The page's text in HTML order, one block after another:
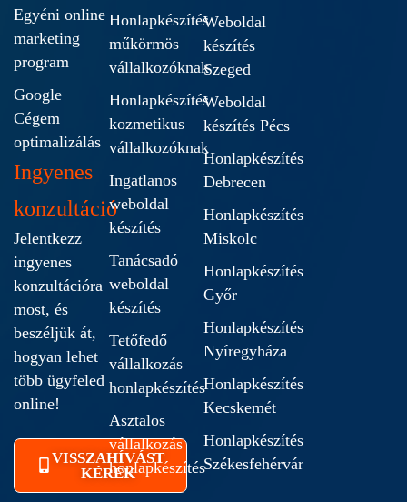
Egyéni online
marketing
program
Google
Cégem
optimalizálás
Ingyenes
konzultáció
Jelentkezz
ingyenes
konzultációra
most, és
beszéljük át,
hogyan lehet
több ügyfeled
online!
VISSZAHÍVÁST
KÉREK
Honlapkészítés
műkörmös
vállalkozóknak
Honlapkészítés
kozmetikus
vállalkozóknak
Ingatlanos
weboldal
készítés
Tanácsadó
weboldal
készítés
Tetőfedő
vállalkozás
honlapkészítés
Asztalos
vállalkozás
honlapkészítés
Weboldal
készítés
Szeged
Weboldal
készítés Pécs
Honlapkészítés
Debrecen
Honlapkészítés
Miskolc
Honlapkészítés
Győr
Honlapkészítés
Nyíregyháza
Honlapkészítés
Kecskemét
Honlapkészítés
Székesfehérvár